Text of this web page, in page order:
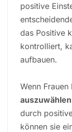
positive
das Positive
kontrolliert,
aufbauen.
Wenn
auszuwählen
durch
können sie